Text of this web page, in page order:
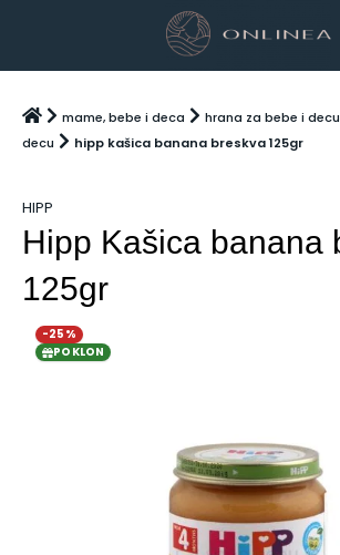
mame, bebe i deca hrana za bebe i decu
decu
hipp kašica banana breskva 125gr
HIPP
Hipp Kašica banana breskva
125gr
-25%
POKLON